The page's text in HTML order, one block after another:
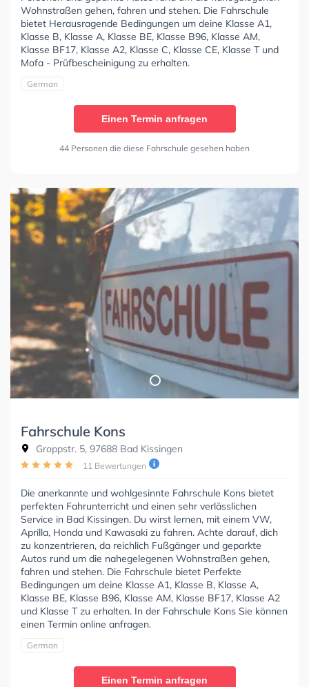
Wohnstraßen gehen, fahren und stehen. Die Fahrschule
bietet Herausragende Bedingungen um deine Klasse A1,
Klasse B, Klasse A, Klasse BE, Klasse B96, Klasse AM,
Klasse BF17, Klasse A2, Klasse C, Klasse CE, Klasse T und
Mofa - Prüfbescheinigung zu erhalten.
German
Einen Termin anfragen
44 Personen die diese Fahrschule gesehen haben
Fahrschule Kons
Groppstr. 5, 97688 Bad Kissingen
11 Bewertungen
Die anerkannte und wohlgesinnte Fahrschule Kons bietet
perfekten Fahrunterricht und einen sehr verlässlichen
Service in Bad Kissingen. Du wirst lernen, mit einem VW,
Aprilla, Honda und Kawasaki zu fahren. Achte darauf, dich
zu konzentrieren, da reichlich Fußgänger und geparkte
Autos rund um die nahegelegenen Wohnstraßen gehen,
fahren und stehen. Die Fahrschule bietet Perfekte
Bedingungen um deine Klasse A1, Klasse B, Klasse A,
Klasse BE, Klasse B96, Klasse AM, Klasse BF17, Klasse A2
und Klasse T zu erhalten. In der Fahrschule Kons Sie können
einen Termin online anfragen.
German
Einen Termin anfragen